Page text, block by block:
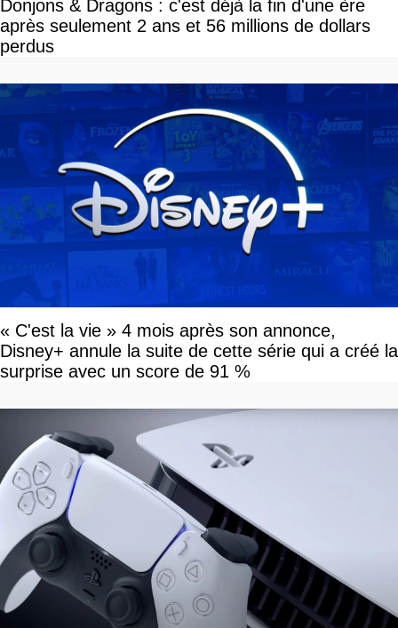
Donjons & Dragons : c'est déjà la fin d'une ère
après seulement 2 ans et 56 millions de dollars
perdus
« C'est la vie » 4 mois après son annonce,
Disney+ annule la suite de cette série qui a créé la
surprise avec un score de 91 %